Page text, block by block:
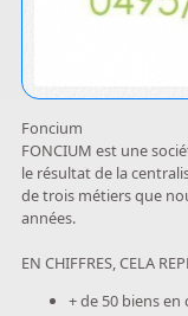
Foncium
FONCIUM est une
le résultat de la
de trois métiers que
années.
EN CHIFFRES, CELA
+ de 50 biens